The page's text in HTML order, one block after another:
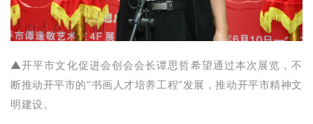
术
研
究
法
欣
▲开平市文化促进会创会会长谭思哲希望通过本次展览，不
断推动开平市的“书画人才培养工程”发展，推动开平市精神文
明建设。